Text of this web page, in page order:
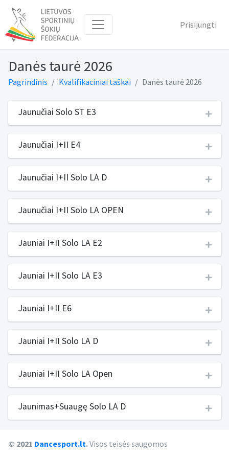
Prisijungti
Danės taurė 2026
Pagrindinis Kvalifikaciniai taškai Danės taurė 2026
Jaunučiai Solo ST E3
Jaunučiai I+II E4
Jaunučiai I+II Solo LA D
Jaunučiai I+II Solo LA OPEN
Jauniai I+II Solo LA E2
Jauniai I+II Solo LA E3
Jauniai I+II E6
Jauniai I+II Solo LA D
Jauniai I+II Solo LA Open
Jaunimas+Suaugę Solo LA D
© 2021 Dancesport.lt.Visos teisės saugomos